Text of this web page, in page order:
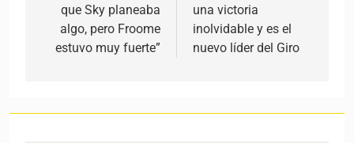
que Sky planeaba
algo, pero Froome
estuvo muy fuerte”
una victoria
inolvidable y es el
nuevo líder del Giro